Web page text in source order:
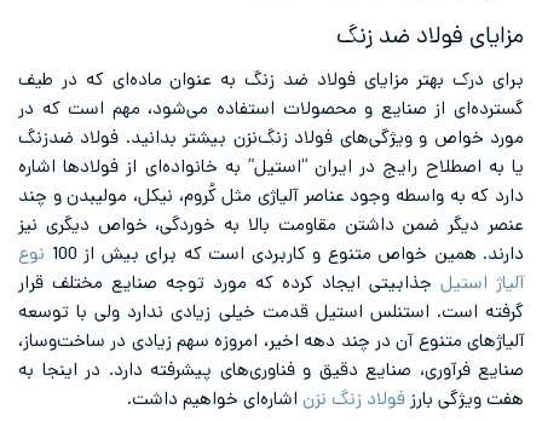
مزایای فولاد ضد زنگ
برای درک بهتر مزایای فولاد ضد زنگ به عنوان ماده‌ای که در طیف
گسترده‌ای از صنایع و محصولات استفاده می‌شود، مهم است که در
مورد خواص و ویژگی‌های فولاد زنگ‌نزن بیشتر بدانید. فولاد ضدزنگ
یا به اصطلاح رایج در ایران “استیل” به خانواده‌ای از فولادها اشاره
دارد که به واسطه وجود عناصر آلیاژی مثل کُروم، نیکل، مولیبدن و چند
عنصر دیگر ضمن داشتن مقاومت بالا به خوردگی، خواص دیگری نیز
دارند. همین خواص متنوع و کاربردی است که برای بیش از 100
نوع
آلیاژ استیل جذابیتی ایجاد کرده که مورد توجه صنایع مختلف قرار
گرفته است. استنلس استیل قدمت خیلی زیادی ندارد ولی با توسعه
آلیاژهای متنوع آن در چند دهه اخیر، امروزه سهم زیادی در ساخت‌وساز،
صنایع فرآوری، صنایع دقیق و فناوری‌های پیشرفته دارد. در اینجا به
هفت ویژگی بارزفولاد زنگ نزن اشاره‌ای خواهیم داشت.